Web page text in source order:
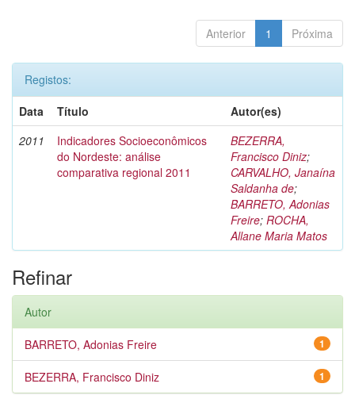
Anterior 1 Próxima
Registos:
Data
Título
Autor(es)
2011
Indicadores Socioeconômicos
do Nordeste: análise
comparativa regional 2011
BEZERRA,
Francisco Diniz;
CARVALHO, Janaína
Saldanha de;
BARRETO, Adonias
Freire; ROCHA,
Allane Maria Matos
Refinar
Autor
1
BARRETO, Adonias Freire
1
BEZERRA, Francisco Diniz